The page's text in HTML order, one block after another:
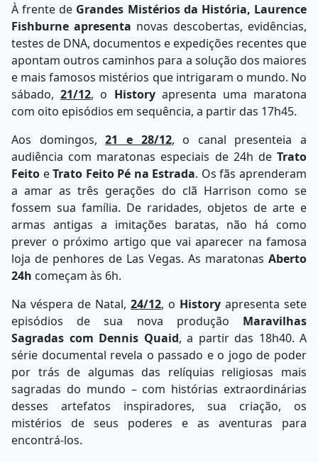
À frente de Grandes Mistérios da História, Laurence
Fishburne apresenta novas descobertas, evidências,
testes de DNA, documentos e expedições recentes que
apontam outros caminhos para a solução dos maiores
e mais famosos mistérios que intrigaram o mundo. No
sábado,21/12, o Historyapresenta uma maratona
com oito episódios em sequência, a partir das 17h45.
Aos domingos,21 e 28/12, o canal presenteia a
audiência com maratonas especiais de 24h de Trato
Feito eTrato Feito Pé na Estrada. Os fãs aprenderam
a amar as três gerações do clã Harrison como se
fossem sua família. De raridades, objetos de arte e
armas antigas a imitações baratas, não há como
prever o próximo artigo que vai aparecer na famosa
loja de penhores de Las Vegas. As maratonas Aberto
24h começam às 6h.
Na véspera de Natal, 24/12, o History apresenta sete
episódios de sua nova produção Maravilhas
Sagradas com Dennis Quaid, a partir das 18h40. A
série documental revela o passado e o jogo de poder
por trás de algumas das relíquias religiosas mais
sagradas do mundo – com histórias extraordinárias
desses artefatos inspiradores, sua criação, os
mistérios de seus poderes e as aventuras para
encontrá-los.